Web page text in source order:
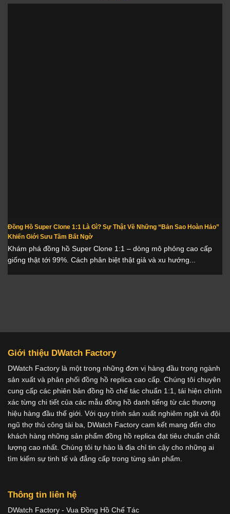
Đồng Hồ Super Clone 1:1 Là Gì? Sự Thật Về Những “Bản Sao Hoàn Hảo”
Khiến Giới Sưu Tầm Bất Ngờ
Khám phá đồng hồ Super Clone 1:1 – dòng mô phỏng cao cấp
giống thật tới 99%. Cách phân biệt thật giả và xu hướng...
Giới thiệu DWatch Factory
DWatch Factory là một trong những đơn vị hàng đầu trong ngành
sản xuất và phân phối đồng hồ replica cao cấp. Chúng tôi chuyên
cung cấp các phiên bản đồng hồ chế tác chuẩn 1:1, tái hiện chính
xác từng chi tiết của các mẫu đồng hồ danh tiếng từ các thương
hiệu hàng đầu thế giới. Với quy trình sản xuất nghiêm ngặt và đội
ngũ thợ thủ công tài ba, DWatch Factory cam kết mang đến cho
khách hàng những sản phẩm đồng hồ replica đạt tiêu chuẩn chất
lượng cao nhất. Chúng tôi tự hào là địa chỉ tin cậy cho những ai
tìm kiếm sự tinh tế và đẳng cấp trong từng sản phẩm.
Thông tin liên hệ
DWatch Factory - Vua Đồng Hồ Chế Tác